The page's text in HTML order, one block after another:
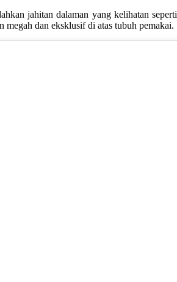
jahitan dalaman yang kelihatan
megah dan eksklusif di atas tubuh pemakai.